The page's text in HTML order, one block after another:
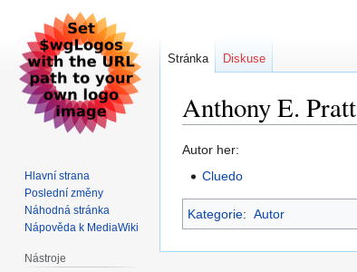
Anthony E. Pratt
Skočit
Skočit
Autor her:
Cluedo
Kategorie: Autor
Stránka Diskuse
Hlavní strana
Poslední změny
Náhodná stránka
Nápověda k MediaWiki
Nástroje